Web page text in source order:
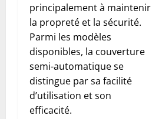
principalement à maintenir
la propreté et la sécurité.
Parmi les modèles
disponibles, la couverture
semi-automatique se
distingue par sa facilité
d’utilisation et son
efficacité.